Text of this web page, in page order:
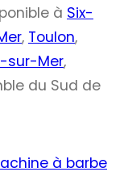
à Six-
, Toulon,
sur-Mer,
du Sud de
à barbe